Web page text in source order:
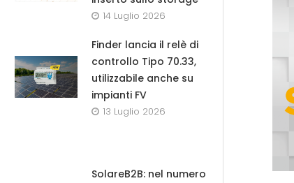
14 Luglio 2026
Finder lancia il relè di
controllo Tipo 70.33,
utilizzabile anche su
impianti FV
13 Luglio 2026
SolareB2B: nel numero